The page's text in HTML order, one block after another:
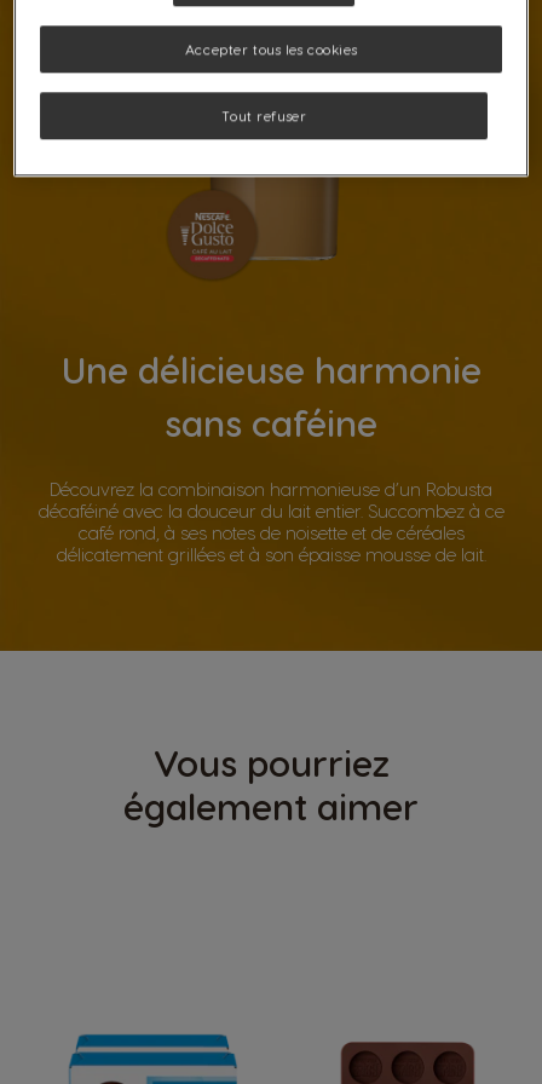
Une délicieuse harmonie
sans caféine
Découvrez la combinaison harmonieuse d’un Robusta
décaféiné avec la douceur du lait entier. Succombez à ce
café rond, à ses notes de noisette et de céréales
délicatement grillées et à son épaisse mousse de lait.
Vous pourriez
également aimer
Tout refuser
Accepter tous les cookies